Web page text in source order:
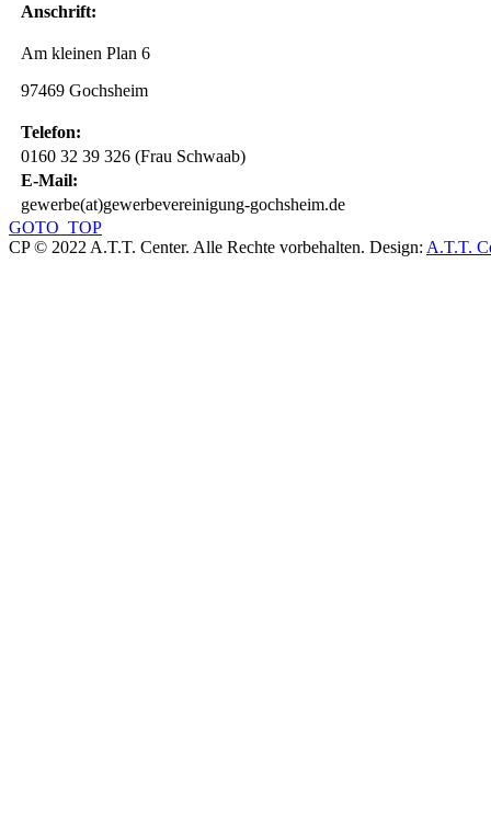
Anschrift:
Am kleinen Plan 6
97469 Gochsheim
Telefon:
0160 32 39 326 (Frau Schwaab)
E-Mail:
gewerbe(at)gewerbevereinigung-gochsheim.de
GOTO_TOP
CP © 2022 A.T.T. Center. Alle Rechte vorbehalten. Design: A.T.T.